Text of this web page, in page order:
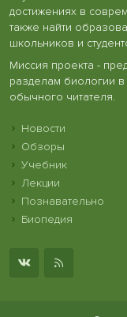
достижениях в
также найти
школьников и
Миссия проекта -
разделам биологии
обычного читателя.
Новости
Обзоры
Учебник
Лекции
Познавательно
Биопедия